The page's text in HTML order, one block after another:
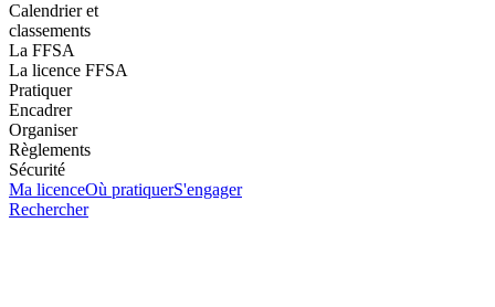
Calendrier et
classements
La FFSA
La licence FFSA
Pratiquer
Encadrer
Organiser
Règlements
Sécurité
Ma licenceOù pratiquerS'engager
Rechercher